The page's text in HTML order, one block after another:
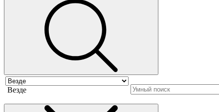
Везде